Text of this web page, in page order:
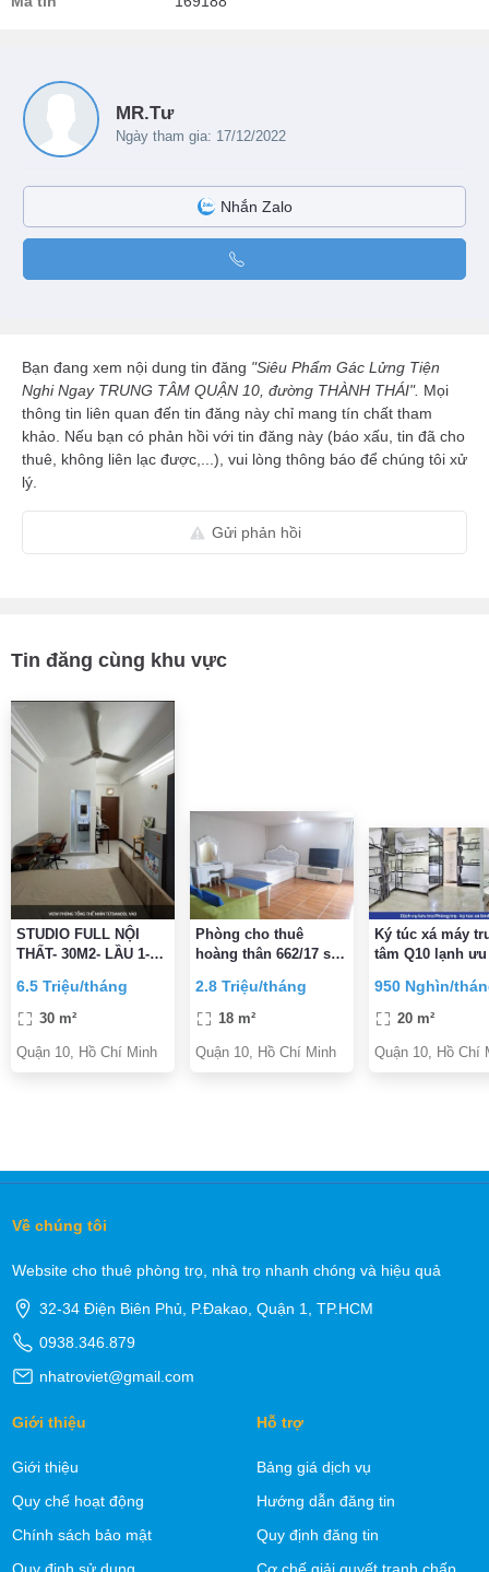
MR.Tư
Ngày tham gia: 17/12/2022
Nhắn Zalo
Bạn đang xem nội dung tin đăng "Siêu Phẩm Gác Lửng Tiện
Nghi Ngay TRUNG TÂM QUẬN 10, đường THÀNH THÁI". Mọi
thông tin liên quan đến tin đăng này chỉ mang tín chất tham
khảo. Nếu bạn có phản hồi với tin đăng này (báo xấu, tin đã cho
thuê, không liên lạc được,...), vui lòng thông báo để chúng tôi xử
lý.
Gửi phản hồi
Tin đăng cùng khu vực
STUDIO FULL NỘI
THẤT- 30M2- LẦU 1-
NGUYỄN TRI
PHƯƠNG vs BÀ HẠT-
6.5 Triệu/tháng
30 m²
Quận 10, Hồ Chí Minh
Phòng cho thuê
hoàng thân 662/17 sư
2.8 Triệu/tháng
18 m²
Quận 10, Hồ Chí Minh
Ký túc xá máy
tâm Q10 lạnh
ngay 300K
950 Nghìn/
20 m²
Quận 10, Hồ Chí
Về chúng tôi
Website cho thuê phòng trọ, nhà trọ nhanh chóng và hiệu quả
32-34 Điện Biên Phủ, P.Đakao, Quận 1, TP.HCM
0938.346.879
nhatroviet@gmail.com
Giới thiệu
Giới thiệu
Quy chế hoạt động
Chính sách bảo mật
Hỗ trợ
Bảng giá dịch vụ
Hướng dẫn đăng tin
Quy định đăng tin